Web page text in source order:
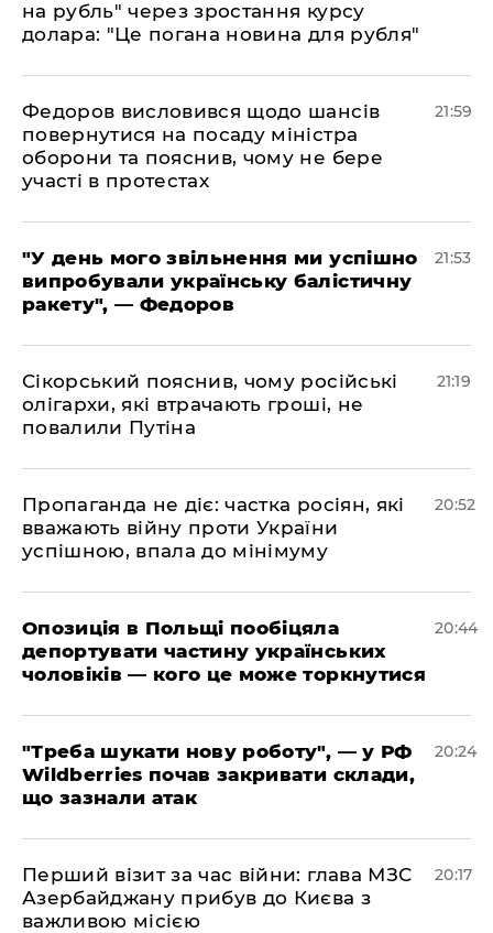
на рубль" через зростання курсу
долара: "Це погана новина для рубля"
​Федоров висловився щодо шансів
повернутися на посаду міністра
оборони та пояснив, чому не бере
участі в протестах
21:59
​"У день мого звільнення ми успішно
випробували українську балістичну
ракету", — Федоров
21:53
​Сікорський пояснив, чому російські
олігархи, які втрачають гроші, не
повалили Путіна
21:19
​Пропаганда не діє: частка росіян, які
вважають війну проти України
успішною, впала до мінімуму
20:52
​Опозиція в Польщі пообіцяла
депортувати частину українських
чоловіків — кого це може торкнутися
20:44
​"Треба шукати нову роботу", — у РФ
Wildberries почав закривати склади,
що зазнали атак
20:24
​Перший візит за час війни: глава МЗС
Азербайджану прибув до Києва з
важливою місією
20:17